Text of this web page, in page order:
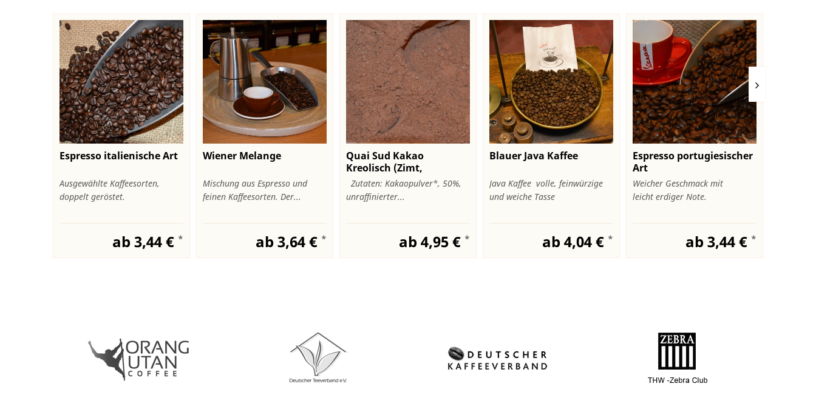
Espresso italienische Art
Ausgewählte Kaffeesorten,
doppelt geröstet.
ab 3,44 € *
Wiener Melange
Mischung aus Espresso und
feinen Kaffeesorten. Der...
ab 3,64 € *
Quai Sud Kakao
Kreolisch (Zimt,
Muskat,Vanille)
Zutaten: Kakaopulver*, 50%,
unraffinierter...
ab 4,95 € *
Blauer Java Kaffee
Java Kaffee volle, feinwürzige
und weiche Tasse
ab 4,04 € *
Espresso portugiesischer
Art
Weicher Geschmack mit
leicht erdiger Note.
ab 3,44 € *